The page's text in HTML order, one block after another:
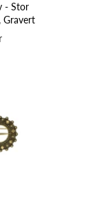
- Stor
Gravert